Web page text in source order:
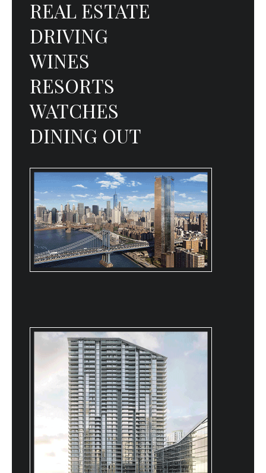
REAL ESTATE
DRIVING
WINES
RESORTS
WATCHES
DINING OUT